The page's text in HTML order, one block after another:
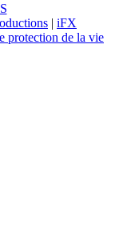
| iFX
protection de la vie